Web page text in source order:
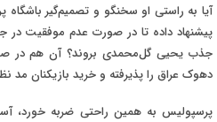
آیا به راستی او سخنگو و تصمیم‌گیر
پیشنهاد داده تا در صورت عدم موفقیت
جذب یحیی گل‌محمدی بروند؟ آن هم در
دهوک عراق را پذیرفته و خرید بازیکنان مد
پرسپولیس به همین راحتی ضربه خورد،